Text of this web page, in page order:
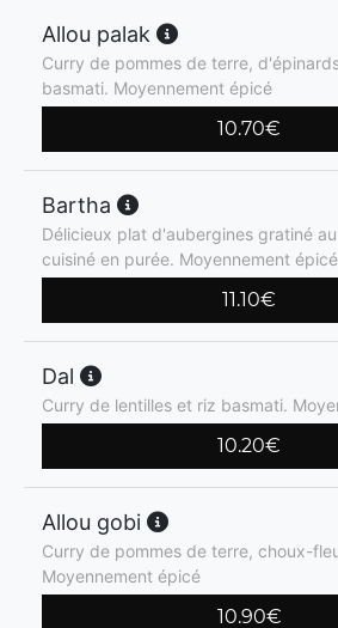
Allou palak
Curry de pommes de terre,
basmati. Moyennement épicé
10.70€
Bartha
Délicieux plat d'aubergines gratiné
cuisiné en purée. Moyennement épicé
11.10€
Dal
Curry de lentilles et riz basmati.
10.20€
Allou gobi
Curry de pommes de terre, choux-
Moyennement épicé
10.90€